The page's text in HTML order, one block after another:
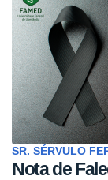
SR. SÉRVULO
Nota de